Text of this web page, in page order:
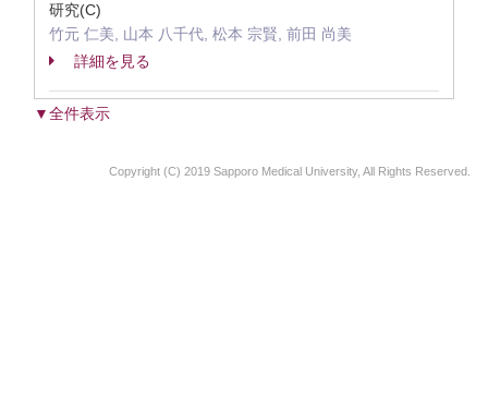
研究(C)
竹元 仁美, 山本 八千代, 松本 宗賢, 前田 尚美
詳細を見る
▼全件表示
Copyright (C) 2019 Sapporo Medical University, All Rights Reserved.